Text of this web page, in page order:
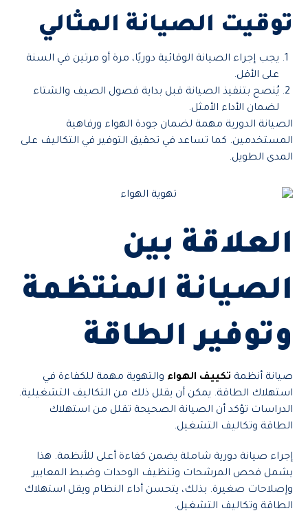
توقيت الصيانة المثالي
يجب إجراء الصيانة الوقائية دوريًا، مرة أو مرتين في السنة
على الأقل.
يُنصح بتنفيذ الصيانة قبل بداية فصول الصيف والشتاء
لضمان الأداء الأمثل.
الصيانة الدورية مهمة لضمان جودة الهواء ورفاهية
المستخدمين. كما تساعد في تحقيق التوفير في التكاليف على
المدى الطويل.
العلاقة بين
الصيانة المنتظمة
وتوفير الطاقة
صيانة أنظمة تكييف الهواء والتهوية مهمة للكفاءة في
استهلاك الطاقة. يمكن أن يقلل ذلك من التكاليف التشغيلية.
الدراسات تؤكد أن الصيانة الصحيحة تقلل من استهلاك
الطاقة وتكاليف التشغيل.
إجراء صيانة دورية شاملة يضمن كفاءة أعلى للأنظمة. هذا
يشمل فحص المرشحات وتنظيف الوحدات وضبط المعايير
وإصلاحات صغيرة. بذلك، يتحسن أداء النظام ويقل استهلاك
الطاقة وتكاليف التشغيل.